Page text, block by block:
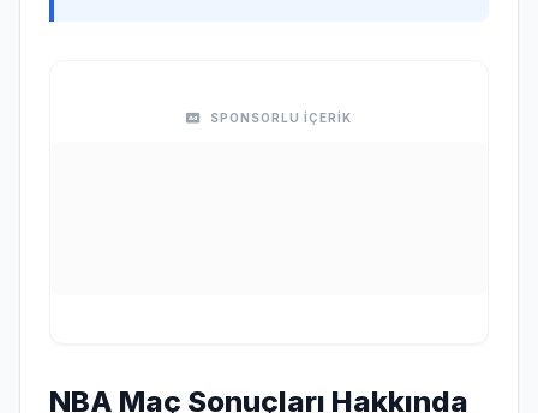
SPONSORLU İÇERİK
NBA Maç Sonuçları Hakkında